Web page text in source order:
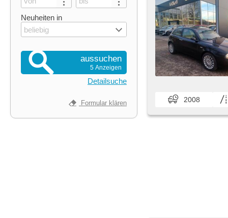
Neuheiten in
beliebig
aussuchen
5 Anzeigen
Detailsuche
Formular klären 2008